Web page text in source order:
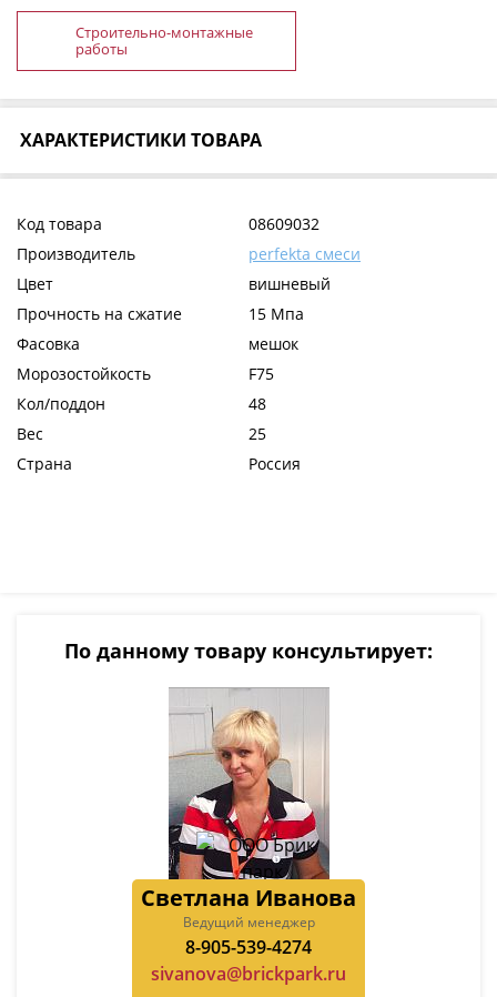
Строительно-монтажные
работы
ХАРАКТЕРИСТИКИ ТОВАРА
Код товара
08609032
Производитель
perfekta смеси
Цвет
вишневый
Прочность на сжатие
15 Мпа
Фасовка
мешок
Морозостойкость
F75
Кол/поддон
48
Вес
25
Страна
Россия
По данному товару консультирует:
Светлана Иванова
Ведущий менеджер
8-905-539-4274
sivanova@brickpark.ru